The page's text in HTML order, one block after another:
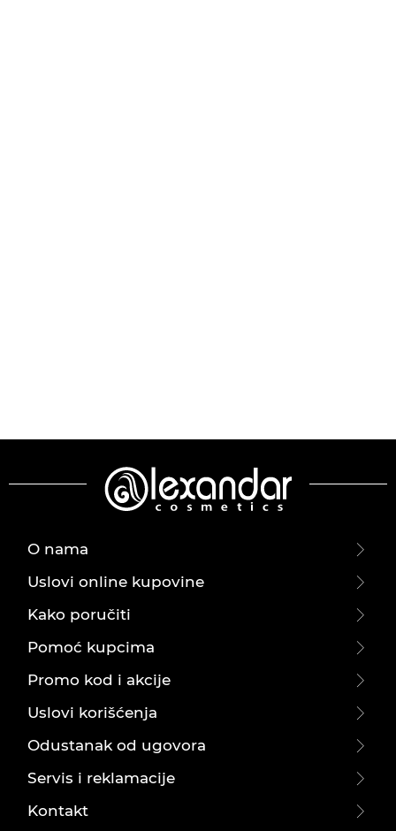
O nama
Uslovi online kupovine
Kako poručiti
Pomoć kupcima
Promo kod i akcije
Uslovi korišćenja
Odustanak od ugovora
Servis i reklamacije
Kontakt